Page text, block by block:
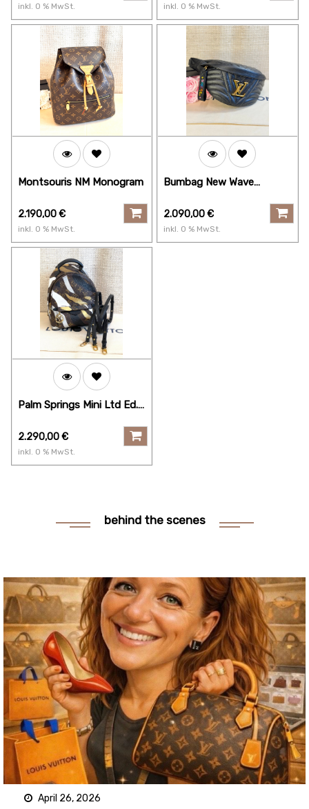
inkl. 0 % MwSt. inkl. 0 % MwSt.
Montsouris NM Monogram
2.190,00€
inkl. 0 % MwSt.
Bumbag New Wave
2.090,00€
inkl. 0 % MwSt.
Palm Springs Mini Ltd Ed.
2.290,00€
inkl. 0 % MwSt.
behind the scenes
April 26, 2026